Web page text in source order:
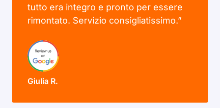
tutto era integro e pronto per essere
rimontato. Servizio consigliatissimo.”
Giulia R.